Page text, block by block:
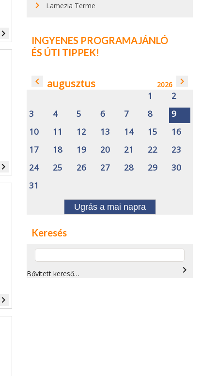
navigate_next
navigate_next
navigate_next
Lamezia Terme
INGYENES PROGRAMAJÁNLÓ
ÉS ÚTI TIPPEK!
navigate_before augusztus 2026 navigate_next
1
2
3
4 5 6 7 8
9
10
11 12 13 14 15
16
17
18 19 20 21 22
23
24
25 26 27 28 29
30
31
Ugrás a mai napra
Keresés
Bővített kereső… navigate_next